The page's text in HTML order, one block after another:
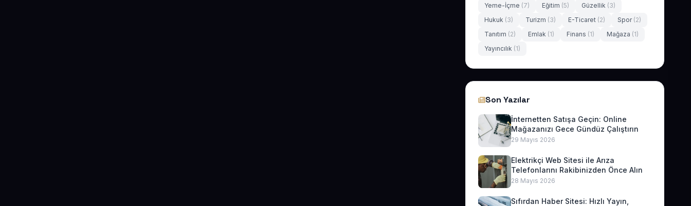
Yeme-İçme (7) Eğitim (5) Güzellik (3)
Hukuk (3) Turizm (3) E-Ticaret (2) Spor (2)
Tanıtım (2) Emlak (1) Finans (1) Mağaza (1)
Yayıncılık (1)
Son Yazılar
İnternetten Satışa Geçin: Online
Mağazanızı Gece Gündüz Çalıştırın
29 Mayıs 2026
Elektrikçi Web Sitesi ile Arıza
Telefonlarını Rakibinizden Önce Alın
28 Mayıs 2026
Sıfırdan Haber Sitesi: Hızlı Yayın,